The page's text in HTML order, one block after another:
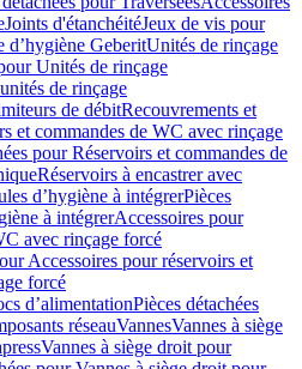
Joints d'étanchéitéJeux de vis pour
d’hygiène GeberitUnités de rinçage
Unités de rinçage
de rinçage
de débitRecouvrements et
et commandes de WC avec rinçage
pour Réservoirs et commandes de
Réservoirs à encastrer avec
d’hygiène à intégrerPièces
à intégrerAccessoires pour
avec rinçage forcé
Accessoires pour réservoirs et
forcé
d’alimentationPièces détachées
réseauVannesVannes à siège
Vannes à siège droit pour